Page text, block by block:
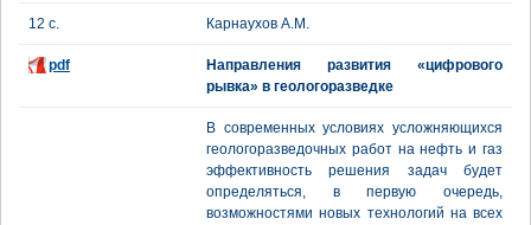
12 с. Карнаухов А.М.
pdf
Направления развития «цифрового
рывка» в геологоразведке
В современных условиях усложняющихся
геологоразведочных работ на нефть и газ
эффективность решения задач будет
определяться, в первую очередь,
возможностями новых технологий на всех